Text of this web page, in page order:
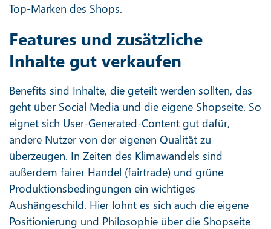
Top-Marken des Shops.
Features und zusätzliche
Inhalte gut verkaufen
Benefits sind Inhalte, die geteilt werden sollten, das
geht über Social Media und die eigene Shopseite. So
eignet sich User-Generated-Content gut dafür,
andere Nutzer von der eigenen Qualität zu
überzeugen. In Zeiten des Klimawandels sind
außerdem fairer Handel (fairtrade) und grüne
Produktionsbedingungen ein wichtiges
Aushängeschild. Hier lohnt es sich auch die eigene
Positionierung und Philosophie über die Shopseite